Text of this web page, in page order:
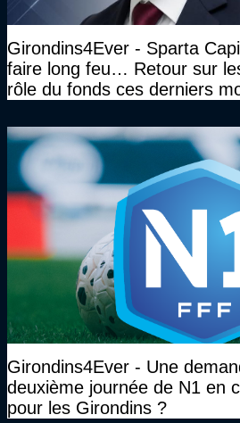
Girondins4Ever - Sparta
faire long feu… Retour sur
rôle du fonds ces derniers
Girondins4Ever - Une
deuxième journée de N1 en
pour les Girondins ?